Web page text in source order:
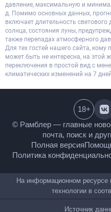
давление, максимальную и
д. Помимо основных данных,
включает длительность
солнца, состояния луны,
также перепадах атмосферного
Для тех гостей нашего сайта,
может быть не интересна, на этой
переключения в простой вид с
климатических изменений на 7
© Рамблер —
гороскопы, почта,
Полная версия
Политика
18+
На
рекомендательные